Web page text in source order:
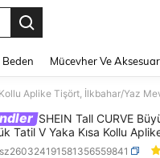
Mücevher Ve
Aplike Tişört, İlkbahar/Yaz
SHEIN Tall CURVE
Tatil V Yaka Kısa Kollu
İçin Uygun